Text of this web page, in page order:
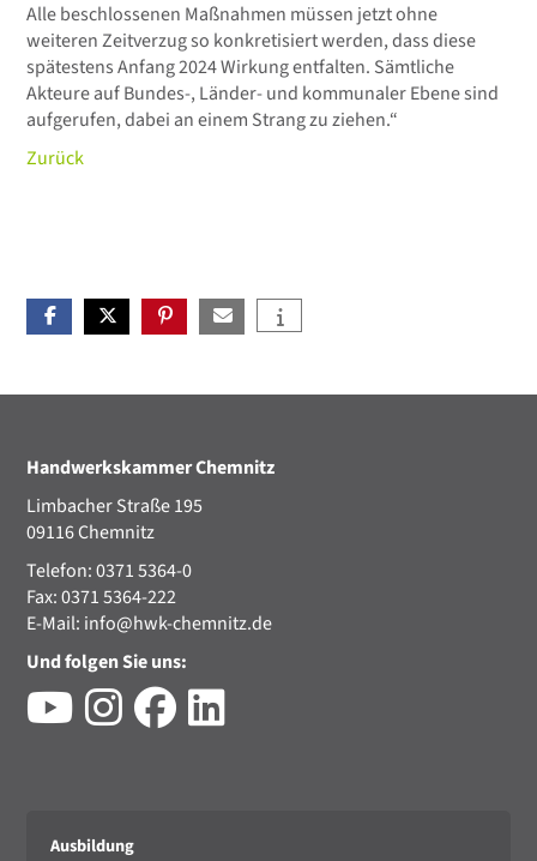
Alle beschlossenen Maßnahmen müssen jetzt ohne
weiteren Zeitverzug so konkretisiert werden, dass diese
spätestens Anfang 2024 Wirkung entfalten. Sämtliche
Akteure auf Bundes-, Länder- und kommunaler Ebene sind
aufgerufen, dabei an einem Strang zu ziehen.“
Zurück
Handwerkskammer Chemnitz
Limbacher Straße 195
09116 Chemnitz
Telefon: 0371 5364-0
Fax: 0371 5364-222
E-Mail: info@hwk-chemnitz.de
Und folgen Sie uns:
Ausbildung